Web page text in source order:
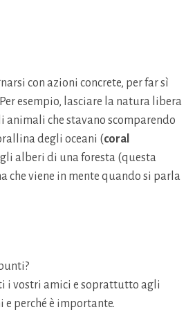
con azioni concrete, per far sì
esempio, lasciare la natura libera
che stavano scomparendo
degli oceani (coral
alberi di una foresta (questa
che viene in mente quando si parla
i vostri amici e soprattutto agli
perché è importante.